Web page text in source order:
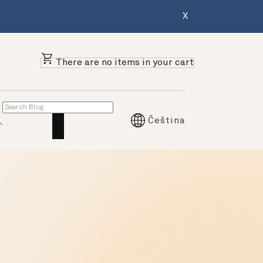
X
There are no items in your cart
Čeština